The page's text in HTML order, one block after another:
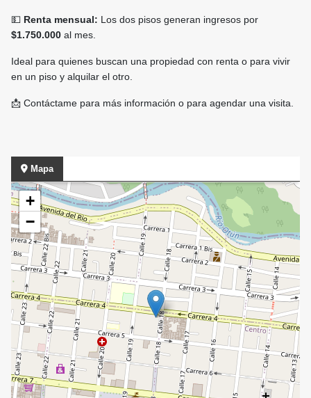
💵 Renta mensual: Los dos pisos generan ingresos por
$1.750.000 al mes.
Ideal para quienes buscan una propiedad con renta o para vivir
en un piso y alquilar el otro.
📩 Contáctame para más información o para agendar una visita.
Mapa
+
−